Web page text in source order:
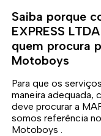
Saiba porque
EXPRESS
quem procura
Motoboys
Para que os
maneira adequada,
deve procurar a
somos referência
Motoboys .